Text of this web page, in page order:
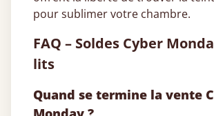
pour sublimer votre chambre.
FAQ – Soldes Cyber
lits
Quand se termine la vente